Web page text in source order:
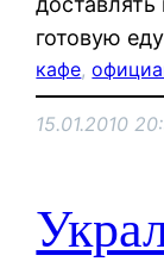
готовую
кафе,
15.01.2010